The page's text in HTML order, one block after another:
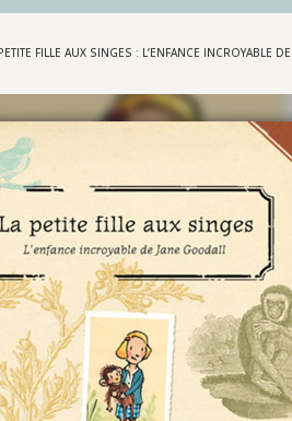
FILLE AUX SINGES : L’ENFANCE INCROYABLE